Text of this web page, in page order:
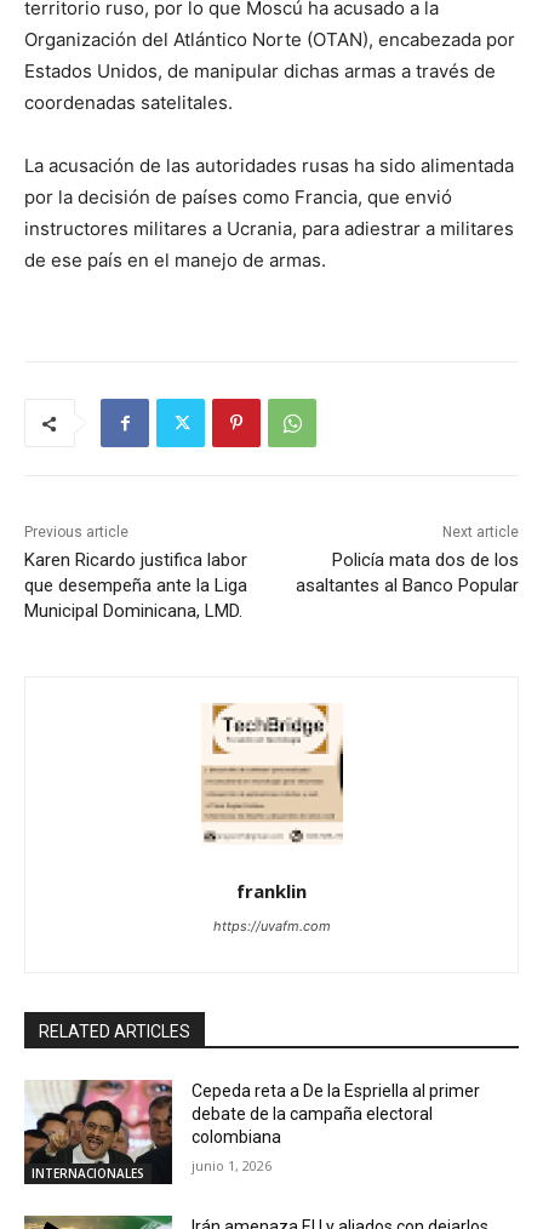
territorio ruso, por lo que Moscú ha acusado a la
Organización del Atlántico Norte (OTAN), encabezada por
Estados Unidos, de manipular dichas armas a través de
coordenadas satelitales.
La acusación de las autoridades rusas ha sido alimentada
por la decisión de países como Francia, que envió
instructores militares a Ucrania, para adiestrar a militares
de ese país en el manejo de armas.
Previous article
Karen Ricardo justifica labor
que desempeña ante la Liga
Municipal Dominicana, LMD.
Next article
Policía mata dos de los
asaltantes al Banco Popular
franklin
https://uvafm.com
RELATED ARTICLES
INTERNACIONALES
Cepeda reta a De la Espriella al primer
debate de la campaña electoral
colombiana
junio 1, 2026